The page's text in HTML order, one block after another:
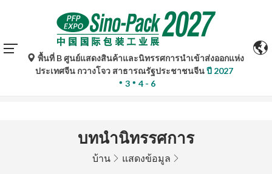
การแปลอัตโนมัติโดย Google Translate มีไว้เพื่อเป็นข้อมูล
อ้างอิงเท่านั้นและอาจไม่ถูกต้อง โปรดอ้างอิงจากฉบับภาษา
ต้นฉบับหากมีข้อสงสัยใด ๆ
พื้นที่ B ศูนย์แสดงสินค้าและนิทรรศการนำเข้าส่งออกแห่ง
ประเทศจีน กวางโจว สาธารณรัฐประชาชนจีนปี 2027
3
4 - 6
บทนำนิทรรศการ
บ้าน แสดงข้อมูล